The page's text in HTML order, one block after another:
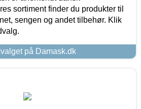
sortiment finder du produkter til
sengen og andet tilbehør. Klik
på Damask.dk